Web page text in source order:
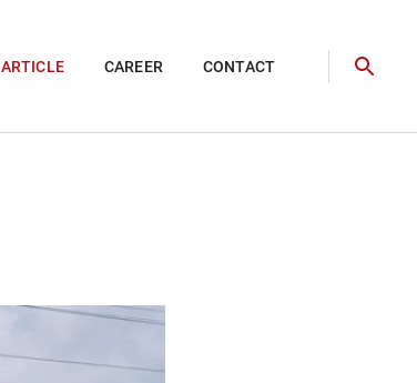
ARTICLE CAREER CONTACT